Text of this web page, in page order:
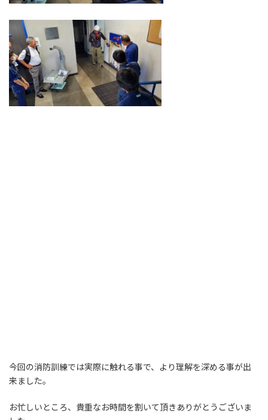
今回の消防訓練では実際に触れる事で、より理解を深める事が出
来ました。
お忙しいところ、貴重なお時間を割いて頂きありがとうございま